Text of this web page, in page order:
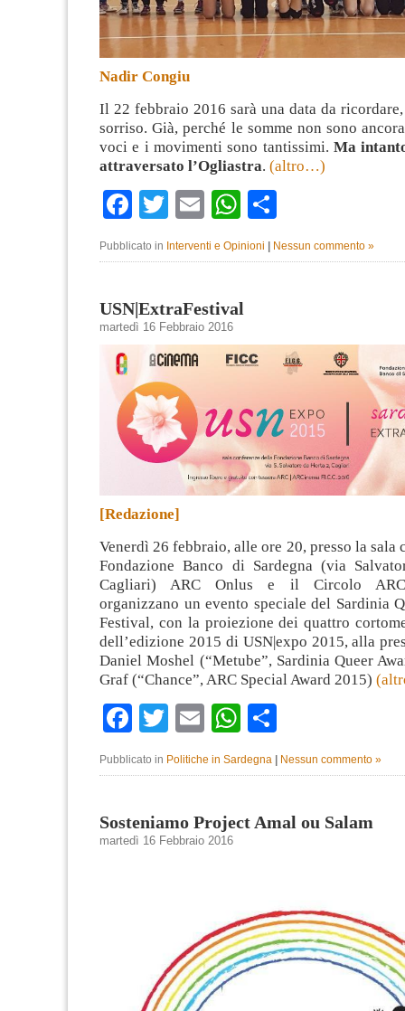
Nadir Congiu
Il 22 febbraio 2016 sarà una data da
sorriso. Già, perché le somme non sono
voci e i movimenti sono tantissimi. Ma
attraversato l’Ogliastra. (altro…)
Facebook
TwitterEmailWhatsApp
Pubblicato in Interventi e Opinioni Nessun commento »
USN|ExtraFestival
martedì 16 Febbraio 2016
[Redazione]
Venerdì 26 febbraio, alle ore 20, presso la sala
Fondazione Banco di Sardegna (via
Cagliari) ARC Onlus e il Circolo
organizzano un evento speciale del Sardinia
Festival, con la proiezione dei quattro
dell’edizione 2015 di USN|expo 2015, alla
Daniel Moshel (“Metube”, Sardinia Queer
Graf (“Chance”, ARC Special Award 2015)
Facebook
TwitterEmailWhatsApp
Pubblicato in Politiche in Sardegna Nessun commento »
Sosteniamo Project Amal ou Salam
martedì 16 Febbraio 2016